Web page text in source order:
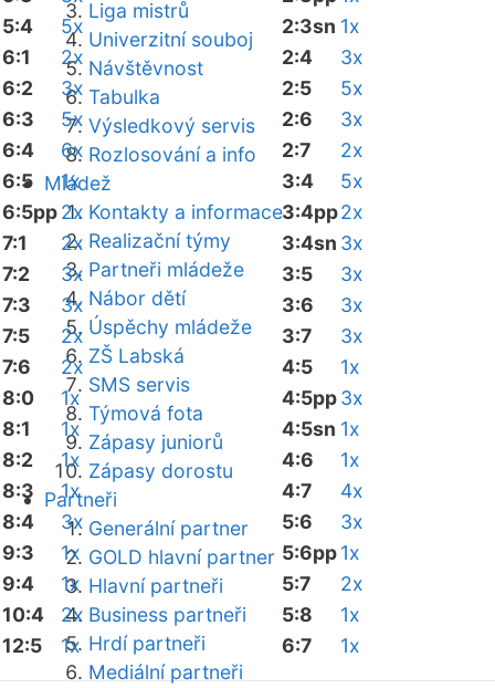
Liga mistrů
Univerzitní souboj
Návštěvnost
Tabulka
Výsledkový servis
Rozlosování a info
Mládež
Kontakty a informace
Realizační týmy
Partneři mládeže
Nábor dětí
Úspěchy mládeže
ZŠ Labská
SMS servis
Týmová fota
Zápasy juniorů
Zápasy dorostu
Partneři
Generální partner
GOLD hlavní partner
Hlavní partneři
Business partneři
Hrdí partneři
Mediální partneři
5:4
5x
6:1
2x
6:2
3x
6:3
5x
6:4
6x
6:5
1x
6:5pp2x
7:1
2x
7:2
3x
7:3
3x
7:5
2x
7:6
2x
8:0
1x
8:1
1x
8:2
1x
8:3
1x
8:4
3x
9:3
1x
9:4
1x
10:4
2x
12:5
1x
2:3sn 1x
2:4
3x
2:5
5x
2:6
3x
2:7
2x
3:4
5x
3:4pp2x
3:4sn 3x
3:5
3x
3:6
3x
3:7
3x
4:5
1x
4:5pp3x
4:5sn 1x
4:6
1x
4:7
4x
5:6
3x
5:6pp1x
5:7
2x
5:8
1x
6:7
1x